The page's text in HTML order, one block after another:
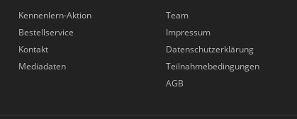
Kennenlern-Aktion
Bestellservice
Kontakt
Mediadaten
Team
Impressum
Datenschutzerklärung
Teilnahmebedingungen
AGB